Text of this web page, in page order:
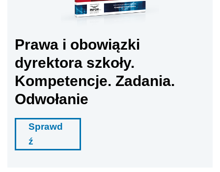
Prawa i obowiązki
dyrektora szkoły.
Kompetencje. Zadania.
Odwołanie
Sprawd
ź